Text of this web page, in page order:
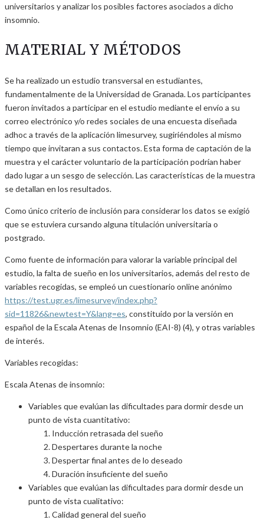
universitarios y analizar los posibles factores asociados a dicho
insomnio.
MATERIAL Y MÉTODOS
Se ha realizado un estudio transversal en estudiantes,
fundamentalmente de la Universidad de Granada. Los participantes
fueron invitados a participar en el estudio mediante el envío a su
correo electrónico y/o redes sociales de una encuesta diseñada
adhoc a través de la aplicación limesurvey, sugiriéndoles al mismo
tiempo que invitaran a sus contactos. Esta forma de captación de la
muestra y el carácter voluntario de la participación podrían haber
dado lugar a un sesgo de selección. Las características de la muestra
se detallan en los resultados.
Como único criterio de inclusión para considerar los datos se exigió
que se estuviera cursando alguna titulación universitaria o
postgrado.
Como fuente de información para valorar la variable principal del
estudio, la falta de sueño en los universitarios, además del resto de
variables recogidas, se empleó un cuestionario online anónimo
https://test.ugr.es/limesurvey/index.php?
sid=11826&newtest=Y&lang=es, constituido por la versión en
español de la Escala Atenas de Insomnio (EAI-8) (4), y otras variables
de interés.
Variables recogidas:
Escala Atenas de insomnio:
Variables que evalúan las dificultades para dormir desde un
punto de vista cuantitativo:
Inducción retrasada del sueño
Despertares durante la noche
Despertar final antes de lo deseado
Duración insuficiente del sueño
Variables que evalúan las dificultades para dormir desde un
punto de vista cualitativo:
Calidad general del sueño